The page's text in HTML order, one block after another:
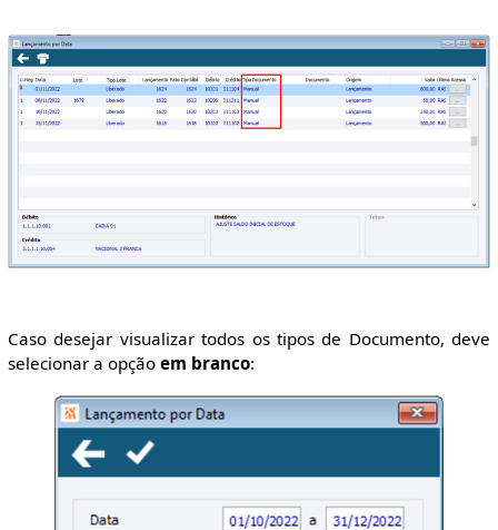
Caso desejar visualizar todos os tipos de Documento, deve
selecionar a opção em branco: